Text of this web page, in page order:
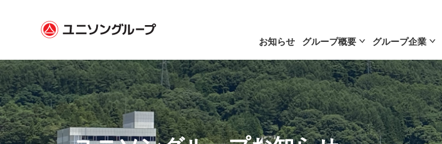
お知らせ グループ概要 グループ企業